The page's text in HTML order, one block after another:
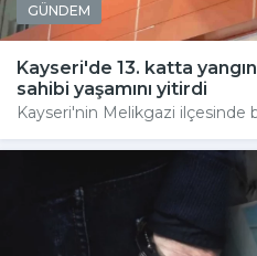
GÜNDEM
Kayseri'de 13. katta
sahibi yaşamını yitirdi
Kayseri'nin Melikgazi ilçesinde